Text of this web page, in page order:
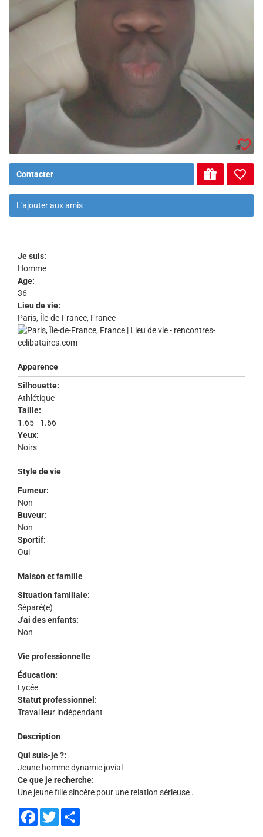
Contacter
L'ajouter aux amis
Je suis:
Homme
Age:
36
Lieu de vie:
Paris, Île-de-France, France
Apparence
Silhouette:
Athlétique
Taille:
1.65 - 1.66
Yeux:
Noirs
Style de vie
Fumeur:
Non
Buveur:
Non
Sportif:
Oui
Maison et famille
Situation familiale:
Séparé(e)
J'ai des enfants:
Non
Vie professionnelle
Éducation:
Lycée
Statut professionnel:
Travailleur indépendant
Description
Qui suis-je ?:
Jeune homme dynamic jovial
Ce que je recherche:
Une jeune fille sincère pour une relation sérieuse .
Facebook
Twitter